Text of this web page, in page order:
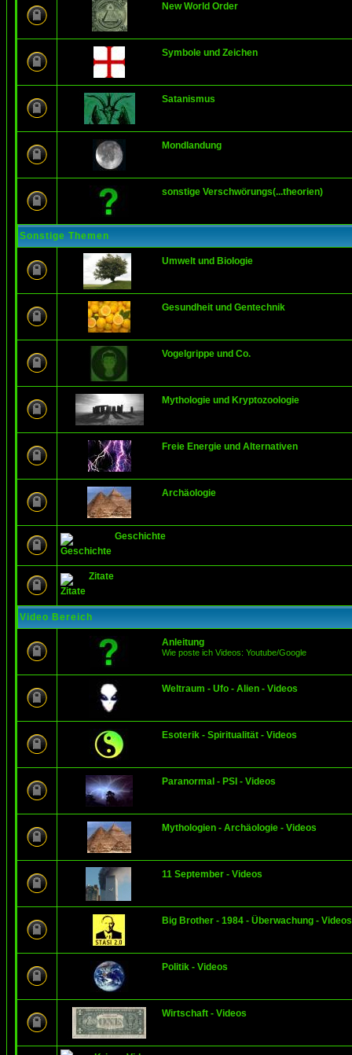
New World Order
Symbole und Zeichen
Satanismus
Mondlandung
sonstige Verschwörungs(...theorien)
Sonstige Themen
Umwelt und Biologie
Gesundheit und Gentechnik
Vogelgrippe und Co.
Mythologie und Kryptozoologie
Freie Energie und Alternativen
Archäologie
Geschichte
Zitate
Video Bereich
Anleitung
Wie poste ich Videos: Youtube/Google
Weltraum - Ufo - Alien - Videos
Esoterik - Spiritualität - Videos
Paranormal - PSI - Videos
Mythologien - Archäologie - Videos
11 September - Videos
Big Brother - 1984 - Überwachung - Videos
Politik - Videos
Wirtschaft - Videos